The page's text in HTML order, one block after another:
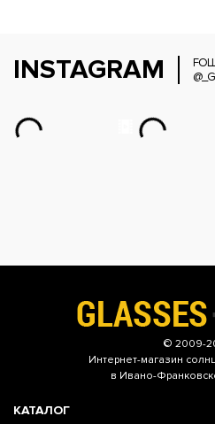
INSTAGRAM
© 2009-
Интернет-магазин
в Ивано-
КАТАЛОГ